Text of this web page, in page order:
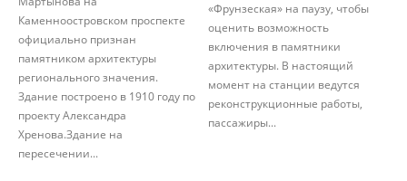
Каменноостровском проспекте
официально признан
памятником архитектуры
регионального значения.
Здание построено в 1910 году по
проекту Александра
Хренова.Здание на
пересечении...
«Фрунзеская» на паузу, чтобы
оценить возможность
включения в памятники
архитектуры. В настоящий
момент на станции ведутся
реконструкционные работы,
пассажиры...